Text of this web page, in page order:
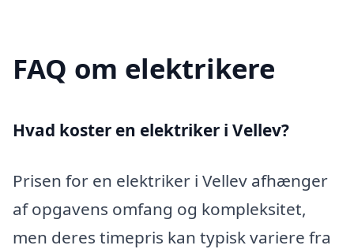
FAQ om elektrikere
Hvad koster en elektriker i Vellev?
Prisen for en elektriker i Vellev afhænger
af opgavens omfang og kompleksitet,
men deres timepris kan typisk variere fra